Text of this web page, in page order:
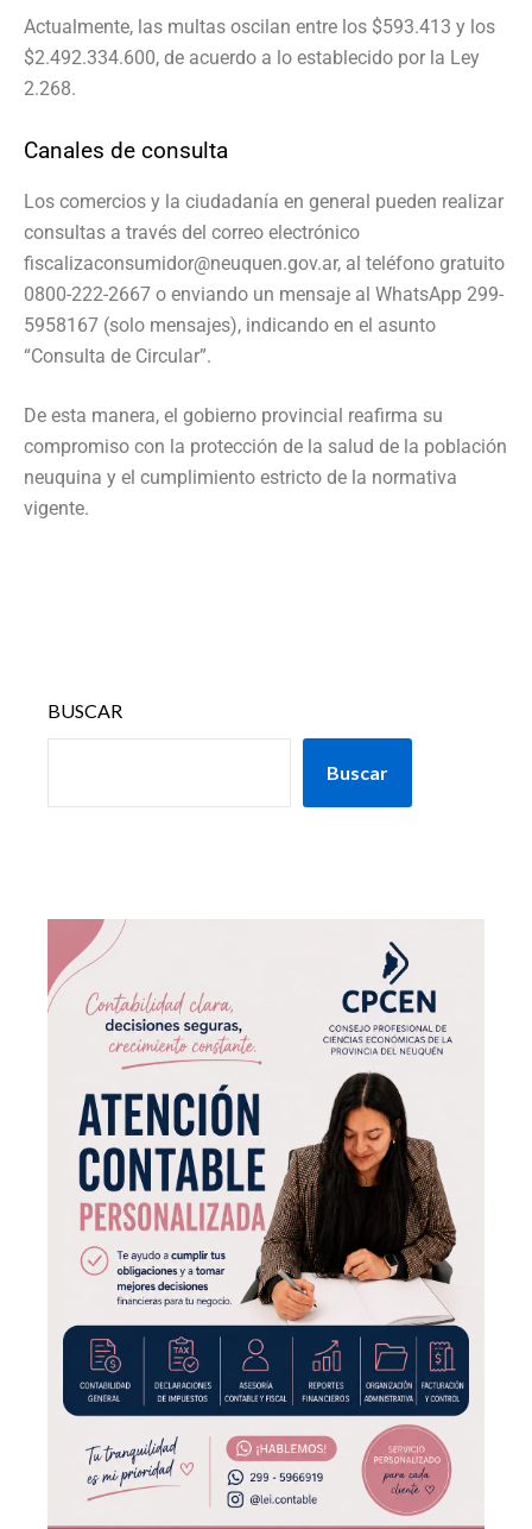
Actualmente, las multas oscilan entre los $593.413 y los
$2.492.334.600, de acuerdo a lo establecido por la Ley
2.268.
Canales de consulta
Los comercios y la ciudadanía en general pueden realizar
consultas a través del correo electrónico
fiscalizaconsumidor@neuquen.gov.ar, al teléfono gratuito
0800-222-2667 o enviando un mensaje al WhatsApp 299-
5958167 (solo mensajes), indicando en el asunto
“Consulta de Circular”.
De esta manera, el gobierno provincial reafirma su
compromiso con la protección de la salud de la población
neuquina y el cumplimiento estricto de la normativa
vigente.
BUSCAR
Buscar